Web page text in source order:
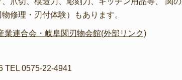
修理・刃付体験）もあります。
業連合会・岐阜関刃物会館(外部リンク)
TEL 0575-22-4941